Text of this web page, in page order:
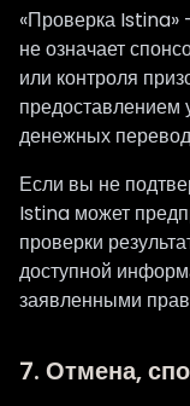
«Проверка Istina»
не означает
или контроля
предоставлением
денежных
Если вы не
Istina может
проверки
доступной
заявленными
7. Отмена,